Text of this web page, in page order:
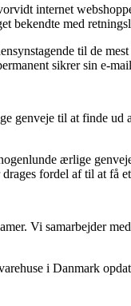
internet
bekendte med
til de
sikrer sin e-
genveje til at finde ud
ærlige
fordel af til at få
Vi samarbejder
i Danmark